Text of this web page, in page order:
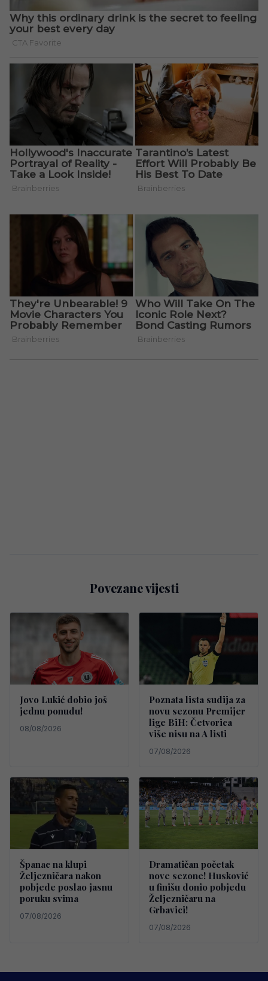
Povezane vijesti
Jovo Lukić dobio još
jednu ponudu!
08/08/2026
Poznata lista sudija za
novu sezonu Premijer
lige BiH: Četvorica
više nisu na A listi
07/08/2026
Španac na klupi
Željezničara nakon
pobjede poslao jasnu
poruku svima
07/08/2026
Dramatičan početak
nove sezone! Husković
u finišu donio pobjedu
Željezničaru na
Grbavici!
07/08/2026